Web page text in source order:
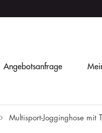
Angebotsanfrage
Multisport-Jogginghose mit